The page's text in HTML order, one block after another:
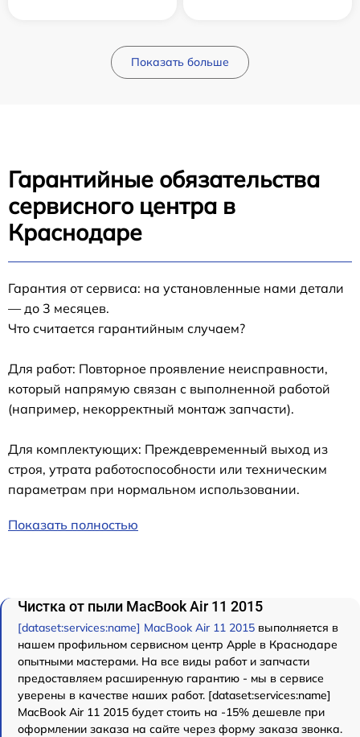
Показать больше
Гарантийные обязательства
сервисного центра в
Краснодаре
Гарантия от сервиса: на установленные нами детали
— до 3 месяцев.
Что считается гарантийным случаем?
Для работ: Повторное проявление неисправности,
который напрямую связан с выполненной работой
(например, некорректный монтаж запчасти).
Для комплектующих: Преждевременный выход из
строя, утрата работоспособности или техническим
параметрам при нормальном использовании.
Показать полностью
Чистка от пыли MacBook Air 11 2015
[dataset:services:name] MacBook Air 11 2015 выполняется в
нашем профильном сервисном центр Apple в Краснодаре
опытными мастерами. На все виды работ и запчасти
предоставляем расширенную гарантию - мы в сервисе
уверены в качестве наших работ. [dataset:services:name]
MacBook Air 11 2015 будет стоить на -15% дешевле при
оформлении заказа на сайте через форму заказа звонка.